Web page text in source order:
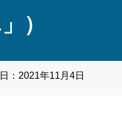
）
：2021年11月4日